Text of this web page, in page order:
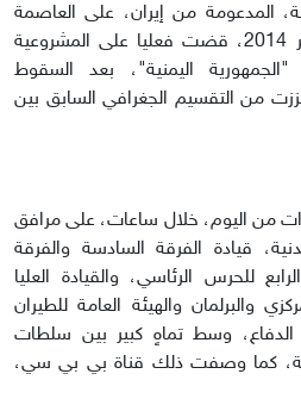
المدعومة من إيران، على العاصمة
اليمنية صنعاء في 21 سبتمبر 2014، قضت فعليا على المشروعية
اليمنية"، بعد السقوط
من التقسيم الجغرافي السابق بين
من اليوم، خلال ساعات، على مرافق
قيادة الفرقة السادسة والفرقة
للحرس الرئاسي، والقيادة العليا
والبرلمان والهيئة العامة للطيران
الدفاع، وسط تماهٍ كبير بين سلطات
كما وصفت ذلك قناة بي بي سي،